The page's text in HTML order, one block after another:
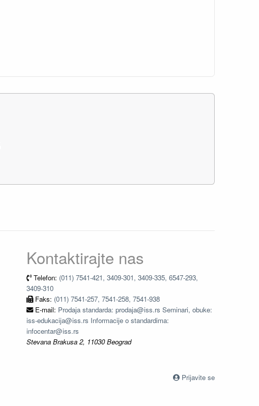
Kontaktirajte nas
Telefon: (011) 7541-421, 3409-301, 3409-335, 6547-293,
3409-310
Faks: (011) 7541-257, 7541-258, 7541-938
E-mail: Prodaja standarda: prodaja@iss.rs Seminari, obuke:
iss-edukacija@iss.rs Informacije o standardima:
infocentar@iss.rs
Stevana Brakusa 2, 11030 Beograd
Prijavite se